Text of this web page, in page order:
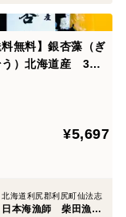
料無料】銀杏藻（ぎ
う）北海道産 3袋9
¥5,697
北海道利尻郡利尻町仙法志
日本海漁師 柴田漁業部